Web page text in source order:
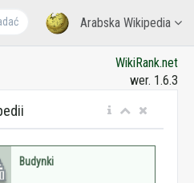
Arabska Wikipedia
WikiRank.net
wer. 1.6.3
Budynki